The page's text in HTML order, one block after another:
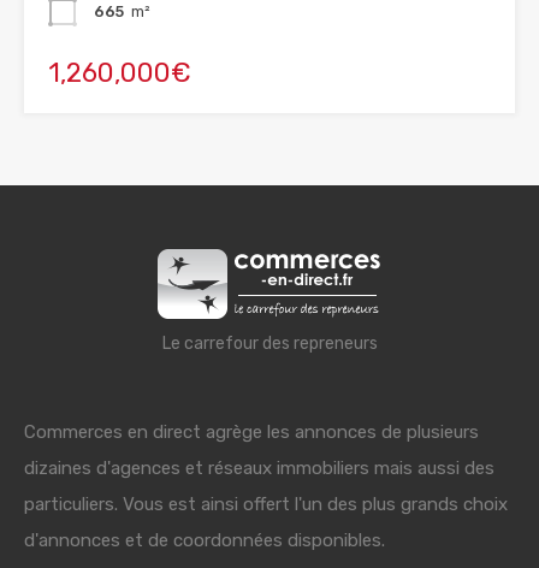
665 m²
1,260,000€
Le carrefour des repreneurs
Commerces en direct agrège les annonces de plusieurs
dizaines d'agences et réseaux immobiliers mais aussi des
particuliers. Vous est ainsi offert l'un des plus grands choix
d'annonces et de coordonnées disponibles.